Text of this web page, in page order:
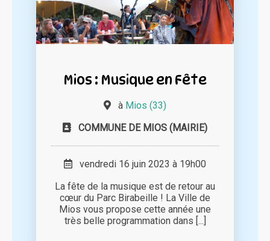
Mios : Musique en Fête
à Mios (33)
COMMUNE DE MIOS (MAIRIE)
vendredi 16 juin 2023 à 19h00
La fête de la musique est de retour au
cœur du Parc Birabeille ! La Ville de
Mios vous propose cette année une
très belle programmation dans [...]